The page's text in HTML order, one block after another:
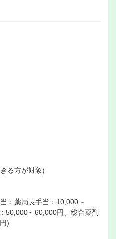
る方が対象)
：薬局長手当：10,000～
50,000～60,000円、総合薬剤
)